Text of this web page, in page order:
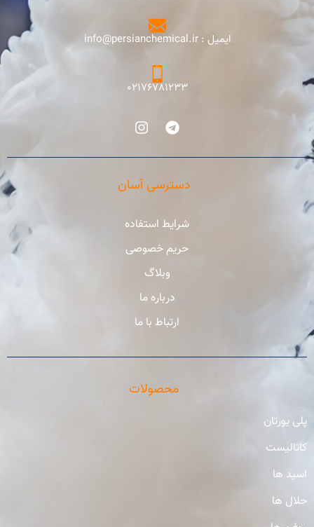
ایمیل : info@persianchemical.ir
02176781233
دسترسی آسان
شرایط استفاده
حریم خصوصی
وبلاگ
درباره ما
ارتباط با ما
محصولات
پلی یورتان
کاتالیست
اسید ها
حلال ها